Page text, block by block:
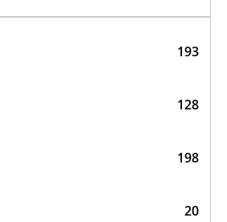
193
128
198
20